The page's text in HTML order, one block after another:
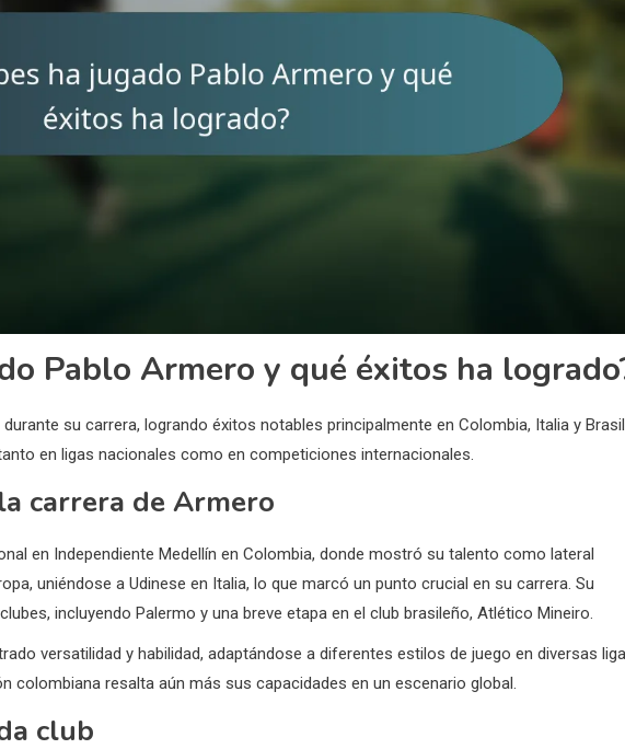
Pablo Armero y qué éxitos ha
su carrera, logrando éxitos notables principalmente en Colombia, Italia y
en ligas nacionales como en competiciones internacionales.
carrera de Armero
en Independiente Medellín en Colombia, donde mostró su talento como lateral
uniéndose a Udinese en Italia, lo que marcó un punto crucial en su carrera. Su
incluyendo Palermo y una breve etapa en el club brasileño, Atlético Mineiro.
versatilidad y habilidad, adaptándose a diferentes estilos de juego en diversas
colombiana resalta aún más sus capacidades en un escenario global.
club